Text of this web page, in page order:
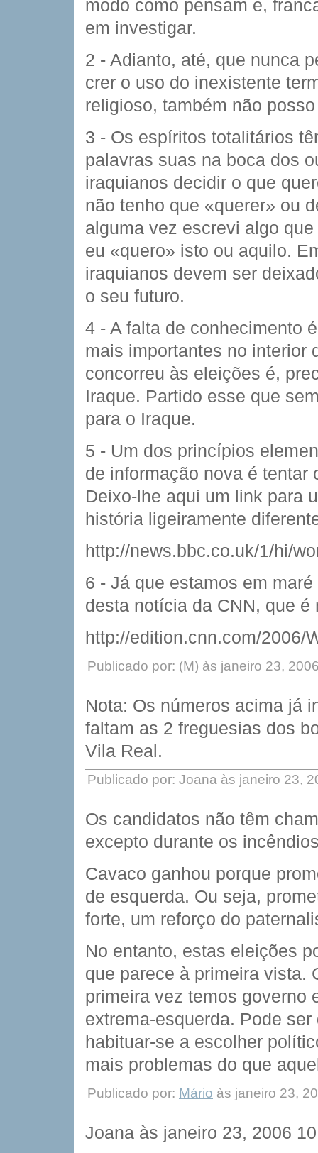
modo como pensam e,
em investigar.
2 - Adianto, até, que nunca
crer o uso do inexistente
religioso, também não
3 - Os espíritos totalitários
palavras suas na boca dos
iraquianos decidir o que
não tenho que «querer» ou
alguma vez escrevi algo
eu «quero» isto ou aquilo.
iraquianos devem ser
o seu futuro.
4 - A falta de conhecimento
mais importantes no interior
concorreu às eleições é,
Iraque. Partido esse que
para o Iraque.
5 - Um dos princípios
de informação nova é tentar
Deixo-lhe aqui um link para
história ligeiramente
http://news.bbc.co.uk/1/hi/
6 - Já que estamos em
desta notícia da CNN, que é
http://edition.cnn.com/2006/
Publicado por: (M) às janeiro 23,
Nota: Os números acima já
faltam as 2 freguesias dos
Vila Real.
Publicado por: Joana às janeiro 23,
Os candidatos não têm
excepto durante os
Cavaco ganhou porque
de esquerda. Ou seja,
forte, um reforço do
No entanto, estas eleições
que parece à primeira vista.
primeira vez temos governo
extrema-esquerda. Pode
habituar-se a escolher
mais problemas do que
Publicado por: Mário às janeiro 23,
Joana às janeiro 23, 2006